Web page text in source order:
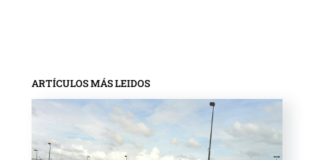
ARTÍCULOS MÁS LEIDOS